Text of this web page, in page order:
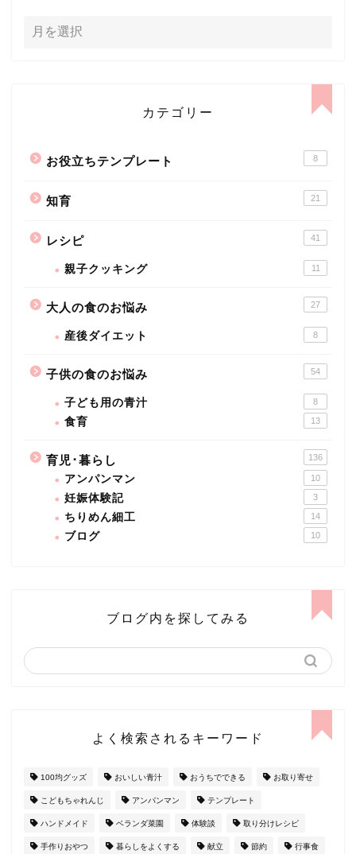
カテゴリー
お役立ちテンプレート 8
知育 21
レシピ 41
親子クッキング 11
大人の食のお悩み 27
産後ダイエット 8
子供の食のお悩み 54
子ども用の青汁 8
食育 13
育児･暮らし 136
アンパンマン 10
妊娠体験記 3
ちりめん細工 14
ブログ 10
ブログ内を探してみる
よく検索されるキーワード
100均グッズ おいしい青汁 おうちでできる お取り寄せ
こどもちゃれんじ アンパンマン テンプレート
ハンドメイド ベランダ菜園 体験談 取り分けレシピ
手作りおやつ 暮らしをよくする 献立 節約 行事食